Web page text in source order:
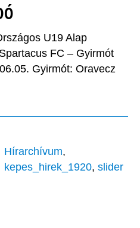
U19 Alap
FC – Gyirmót
Gyirmót: Oravecz
Hírarchívum,
kepes_hirek_1920, slider